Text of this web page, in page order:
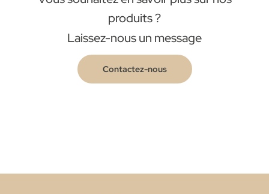
produits ?
Laissez-nous un message
Contactez-nous